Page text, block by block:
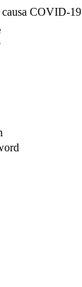
causa COVID-19